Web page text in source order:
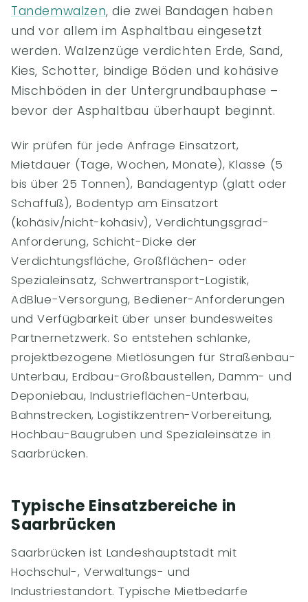
Tandemwalzen, die zwei Bandagen haben
und vor allem im Asphaltbau eingesetzt
werden. Walzenzüge verdichten Erde, Sand,
Kies, Schotter, bindige Böden und kohäsive
Mischböden in der Untergrundbauphase –
bevor der Asphaltbau überhaupt beginnt.
Wir prüfen für jede Anfrage Einsatzort,
Mietdauer (Tage, Wochen, Monate), Klasse (5
bis über 25 Tonnen), Bandagentyp (glatt oder
Schaffuß), Bodentyp am Einsatzort
(kohäsiv/nicht-kohäsiv), Verdichtungsgrad-
Anforderung, Schicht-Dicke der
Verdichtungsfläche, Großflächen- oder
Spezialeinsatz, Schwertransport-Logistik,
AdBlue-Versorgung, Bediener-Anforderungen
und Verfügbarkeit über unser bundesweites
Partnernetzwerk. So entstehen schlanke,
projektbezogene Mietlösungen für Straßenbau-
Unterbau, Erdbau-Großbaustellen, Damm- und
Deponiebau, Industrieflächen-Unterbau,
Bahnstrecken, Logistikzentren-Vorbereitung,
Hochbau-Baugruben und Spezialeinsätze in
Saarbrücken.
Typische Einsatzbereiche in
Saarbrücken
Saarbrücken ist Landeshauptstadt mit
Hochschul-, Verwaltungs- und
Industriestandort. Typische Mietbedarfe